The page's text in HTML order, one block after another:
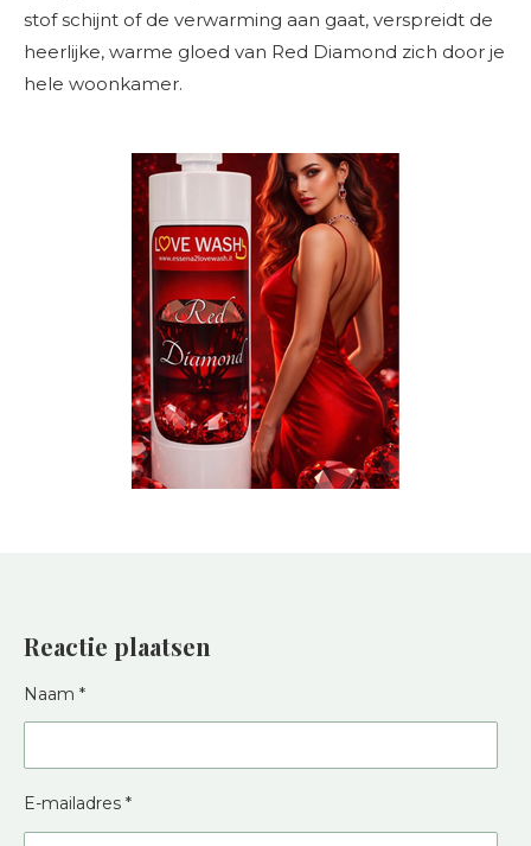
stof schijnt of de verwarming aan gaat, verspreidt de
heerlijke, warme gloed van Red Diamond zich door je
hele woonkamer.
Reactie plaatsen
Naam *
E-mailadres *